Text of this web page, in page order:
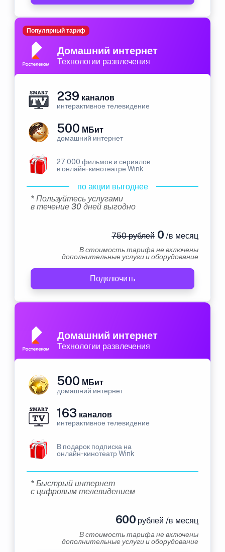
Домашний интернет
Технологии развлечения
Популярный тариф
239 каналов
интерактивное телевидение
500 МБит
домашний интернет
27 000 фильмов и сериалов
в онлайн-кинотеатре Wink
по акции выгоднее
* Пользуйтесь услугами
в течение 30 дней выгодно
750 рублей0 /в месяц
В стоимость тарифа не включены
дополнительные услуги и оборудование
Подключить
Домашний интернет
Технологии развлечения
500 МБит
домашний интернет
163 каналов
интерактивное телевидение
В подарок подписка на
онлайн-кинотеатр Wink
* Быстрый интернет
с цифровым телевидением
600 рублей /в месяц
В стоимость тарифа не включены
дополнительные услуги и оборудование